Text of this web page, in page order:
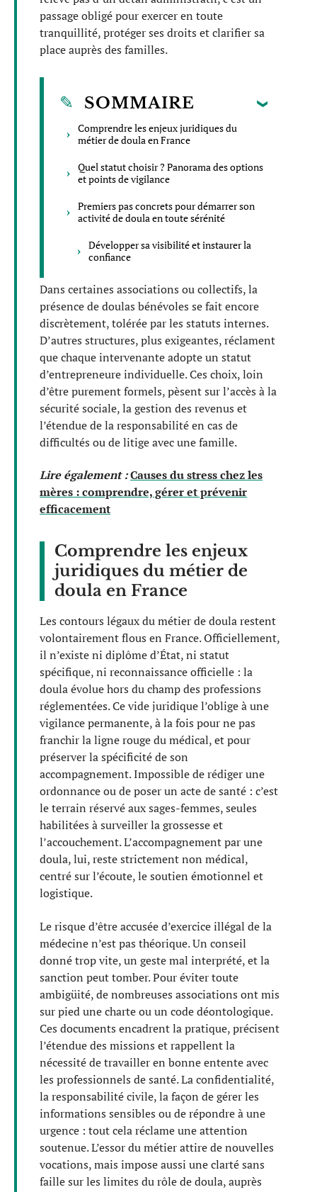
passage obligé pour exercer en toute
tranquillité, protéger ses droits et clarifier sa
place auprès des familles.
SOMMAIRE
Comprendre les enjeux juridiques du
métier de doula en France
Quel statut choisir ? Panorama des options
et points de vigilance
Premiers pas concrets pour démarrer son
activité de doula en toute sérénité
Développer sa visibilité et instaurer la
confiance
Dans certaines associations ou collectifs, la
présence de doulas bénévoles se fait encore
discrètement, tolérée par les statuts internes.
D’autres structures, plus exigeantes, réclament
que chaque intervenante adopte un statut
d’entrepreneure individuelle. Ces choix, loin
d’être purement formels, pèsent sur l’accès à la
sécurité sociale, la gestion des revenus et
l’étendue de la responsabilité en cas de
difficultés ou de litige avec une famille.
Lire également :Causes du stress chez les
mères : comprendre, gérer et prévenir
efficacement
Comprendre les enjeux
juridiques du métier de
doula en France
Les contours légaux du métier de doula restent
volontairement flous en France. Officiellement,
il n’existe ni diplôme d’État, ni statut
spécifique, ni reconnaissance officielle : la
doula évolue hors du champ des professions
réglementées. Ce vide juridique l’oblige à une
vigilance permanente, à la fois pour ne pas
franchir la ligne rouge du médical, et pour
préserver la spécificité de son
accompagnement. Impossible de rédiger une
ordonnance ou de poser un acte de santé : c’est
le terrain réservé aux sages-femmes, seules
habilitées à surveiller la grossesse et
l’accouchement. L’accompagnement par une
doula, lui, reste strictement non médical,
centré sur l’écoute, le soutien émotionnel et
logistique.
Le risque d’être accusée d’exercice illégal de la
médecine n’est pas théorique. Un conseil
donné trop vite, un geste mal interprété, et la
sanction peut tomber. Pour éviter toute
ambigüité, de nombreuses associations ont mis
sur pied une charte ou un code déontologique.
Ces documents encadrent la pratique, précisent
l’étendue des missions et rappellent la
nécessité de travailler en bonne entente avec
les professionnels de santé. La confidentialité,
la responsabilité civile, la façon de gérer les
informations sensibles ou de répondre à une
urgence : tout cela réclame une attention
soutenue. L’essor du métier attire de nouvelles
vocations, mais impose aussi une clarté sans
faille sur les limites du rôle de doula, auprès